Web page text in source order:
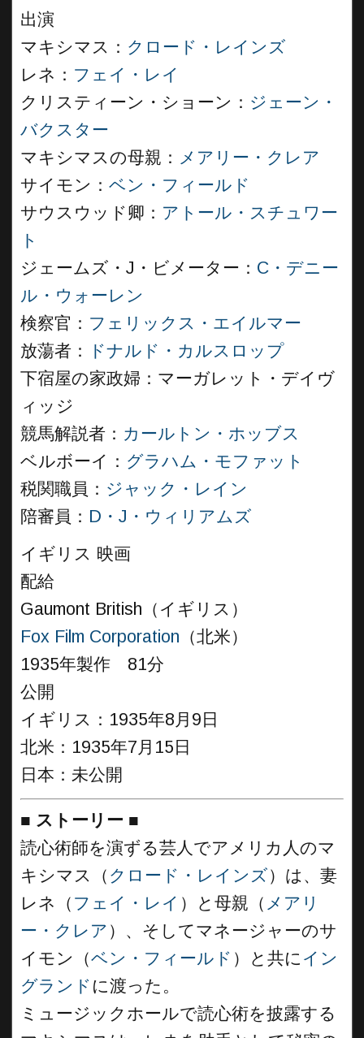
出演
マキシマス： クロード・レインズ
レネ： フェイ・レイ
クリスティーン・ショーン： ジェーン・
バクスター
マキシマスの母親： メアリー・クレア
サイモン： ベン・フィールド
サウスウッド卿： アトール・スチュワー
ト
ジェームズ・J・ビメーター： C・デニー
ル・ウォーレン
検察官： フェリックス・エイルマー
放蕩者：
ドナルド・カルスロップ
下宿屋の家政婦：マーガレット・デイヴ
ィッジ
競馬解説者： カールトン・ホッブス
ベルボーイ： グラハム・モファット
税関職員： ジャック・レイン
陪審員： D・J・ウィリアムズ
イギリス 映画
配給
Gaumont British（イギリス）
Fox Film Corporation （北米）
1935年製作 81分
公開
イギリス：1935年8月9日
北米：1935年7月15日
日本：未公開
■ ストーリー ■
読心術師を演ずる芸人でアメリカ人のマ
キシマス（ クロード・レインズ）は、妻
レネ（ フェイ・レイ ）と母親（ メアリ
ー・クレア ）、そしてマネージャーのサ
イモン（ベン・フィールド ）と共に イン
グランド に渡った。
ミュージックホールで読心術を披露する